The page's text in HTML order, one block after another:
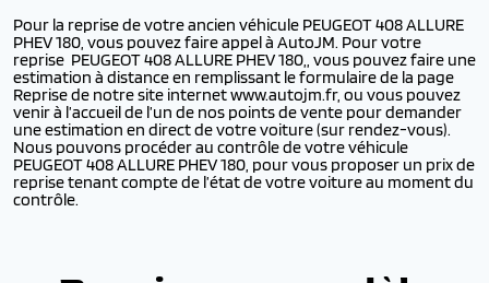
Pour la reprise de votre ancien véhicule PEUGEOT 408 ALLURE
PHEV 180, vous pouvez faire appel à AutoJM. Pour votre
reprise PEUGEOT 408 ALLURE PHEV 180,, vous pouvez faire une
estimation à distance en remplissant le formulaire de la page
Reprise de notre site internet www.autojm.fr, ou vous pouvez
venir à l’accueil de l’un de nos points de vente pour demander
une estimation en direct de votre voiture (sur rendez-vous).
Nous pouvons procéder au contrôle de votre véhicule
PEUGEOT 408 ALLURE PHEV 180, pour vous proposer un prix de
reprise tenant compte de l’état de votre voiture au moment du
contrôle.